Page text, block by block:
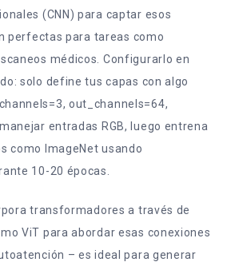
(CNN) para captar esos
perfectas para tareas como
médicos. Configurarlo en
solo define tus capas con algo
out_channels=64,
entradas RGB, luego entrena
como ImageNet usando
10-20 épocas.
transformadores a través de
ViT para abordar esas conexiones
– es ideal para generar